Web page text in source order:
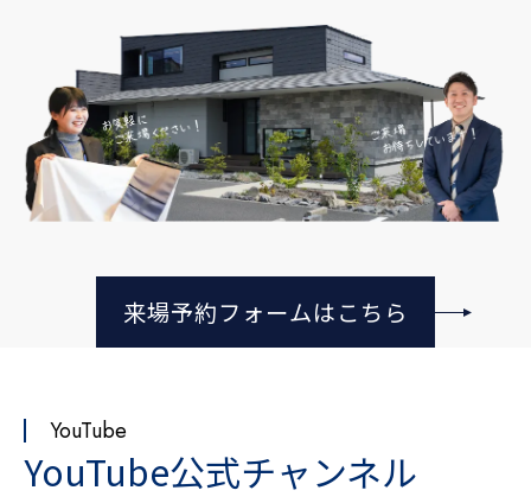
来場予約フォームはこちら
YouTube
YouTube公式チャンネル